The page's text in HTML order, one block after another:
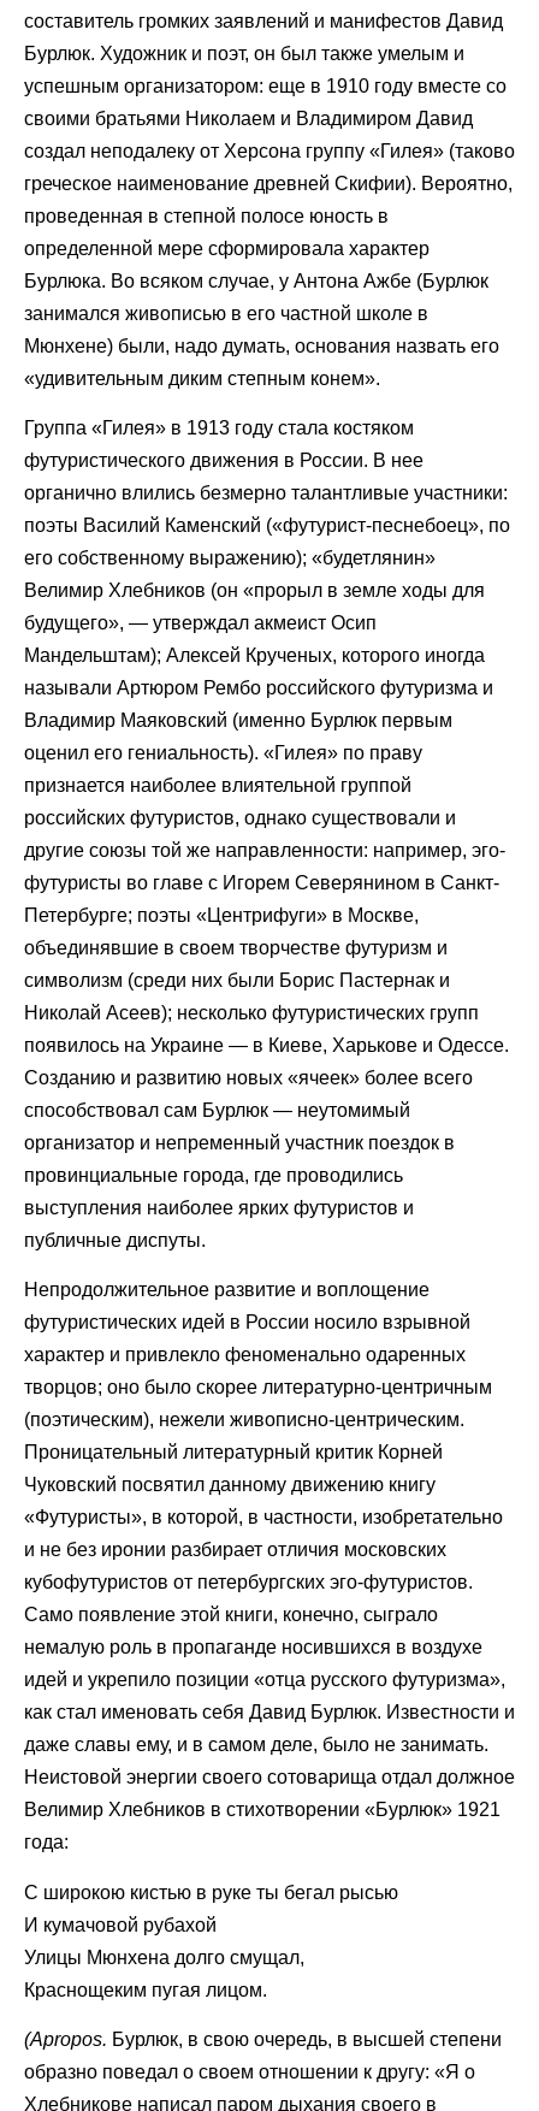
составитель громких заявлений и манифестов Давид
Бурлюк. Художник и поэт, он был также умелым и
успешным организатором: еще в 1910 году вместе со
своими братьями Николаем и Владимиром Давид
создал неподалеку от Херсона группу «Гилея» (таково
греческое наименование древней Скифии). Вероятно,
проведенная в степной полосе юность в
определенной мере сформировала характер
Бурлюка. Во всяком случае, у Антона Ажбе (Бурлюк
занимался живописью в его частной школе в
Мюнхене) были, надо думать, основания назвать его
«удивительным диким степным конем».
Группа «Гилея» в 1913 году стала костяком
футуристического движения в России. В нее
органично влились безмерно талантливые участники:
поэты Василий Каменский («футурист-песнебоец», по
его собственному выражению); «будетлянин»
Велимир Хлебников (он «прорыл в земле ходы для
будущего», — утверждал акмеист Осип
Мандельштам); Алексей Крученых, которого иногда
называли Артюром Рембо российского футуризма и
Владимир Маяковский (именно Бурлюк первым
оценил его гениальность). «Гилея» по праву
признается наиболее влиятельной группой
российских футуристов, однако существовали и
другие союзы той же направленности: например, эго-
футуристы во главе с Игорем Северянином в Санкт-
Петербурге; поэты «Центрифуги» в Москве,
объединявшие в своем творчестве футуризм и
символизм (среди них были Борис Пастернак и
Николай Асеев); несколько футуристических групп
появилось на Украине — в Киеве, Харькове и Одессе.
Созданию и развитию новых «ячеек» более всего
способствовал сам Бурлюк — неутомимый
организатор и непременный участник поездок в
провинциальные города, где проводились
выступления наиболее ярких футуристов и
публичные диспуты.
Непродолжительное развитие и воплощение
футуристических идей в России носило взрывной
характер и привлекло феноменально одаренных
творцов; оно было скорее литературно-центричным
(поэтическим), нежели живописно-центрическим.
Проницательный литературный критик Корней
Чуковский посвятил данному движению книгу
«Футуристы», в которой, в частности, изобретательно
и не без иронии разбирает отличия московских
кубофутуристов от петербургских эго-футуристов.
Само появление этой книги, конечно, сыграло
немалую роль в пропаганде носившихся в воздухе
идей и укрепило позиции «отца русского футуризма»,
как стал именовать себя Давид Бурлюк. Известности и
даже славы ему, и в самом деле, было не занимать.
Неистовой энергии своего сотоварища отдал должное
Велимир Хлебников в стихотворении «Бурлюк» 1921
года:
С широкою кистью в руке ты бегал рысью
И кумачовой рубахой
Улицы Мюнхена долго смущал,
Краснощеким пугая лицом.
(Apropos. Бурлюк, в свою очередь, в высшей степени
образно поведал о своем отношении к другу: «Я о
Хлебникове написал паром дыхания своего в